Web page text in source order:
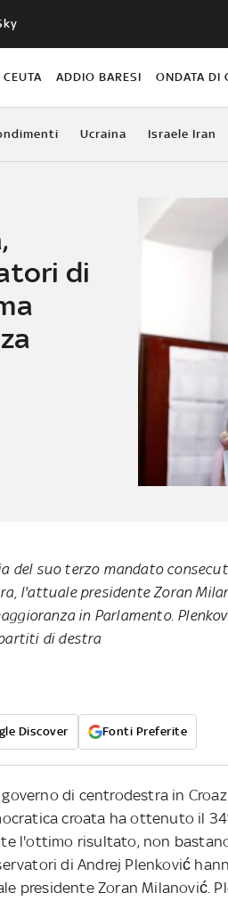
ADDIO BARESI ONDATA DI
Ucraina Israele Iran
di
del suo terzo mandato
l'attuale presidente Zoran
in Parlamento.
di destra
Discover Fonti Preferite
di centrodestra in
croata ha ottenuto il
l'ottimo risultato, non
di Andrej Plenković
presidente Zoran Milanović.